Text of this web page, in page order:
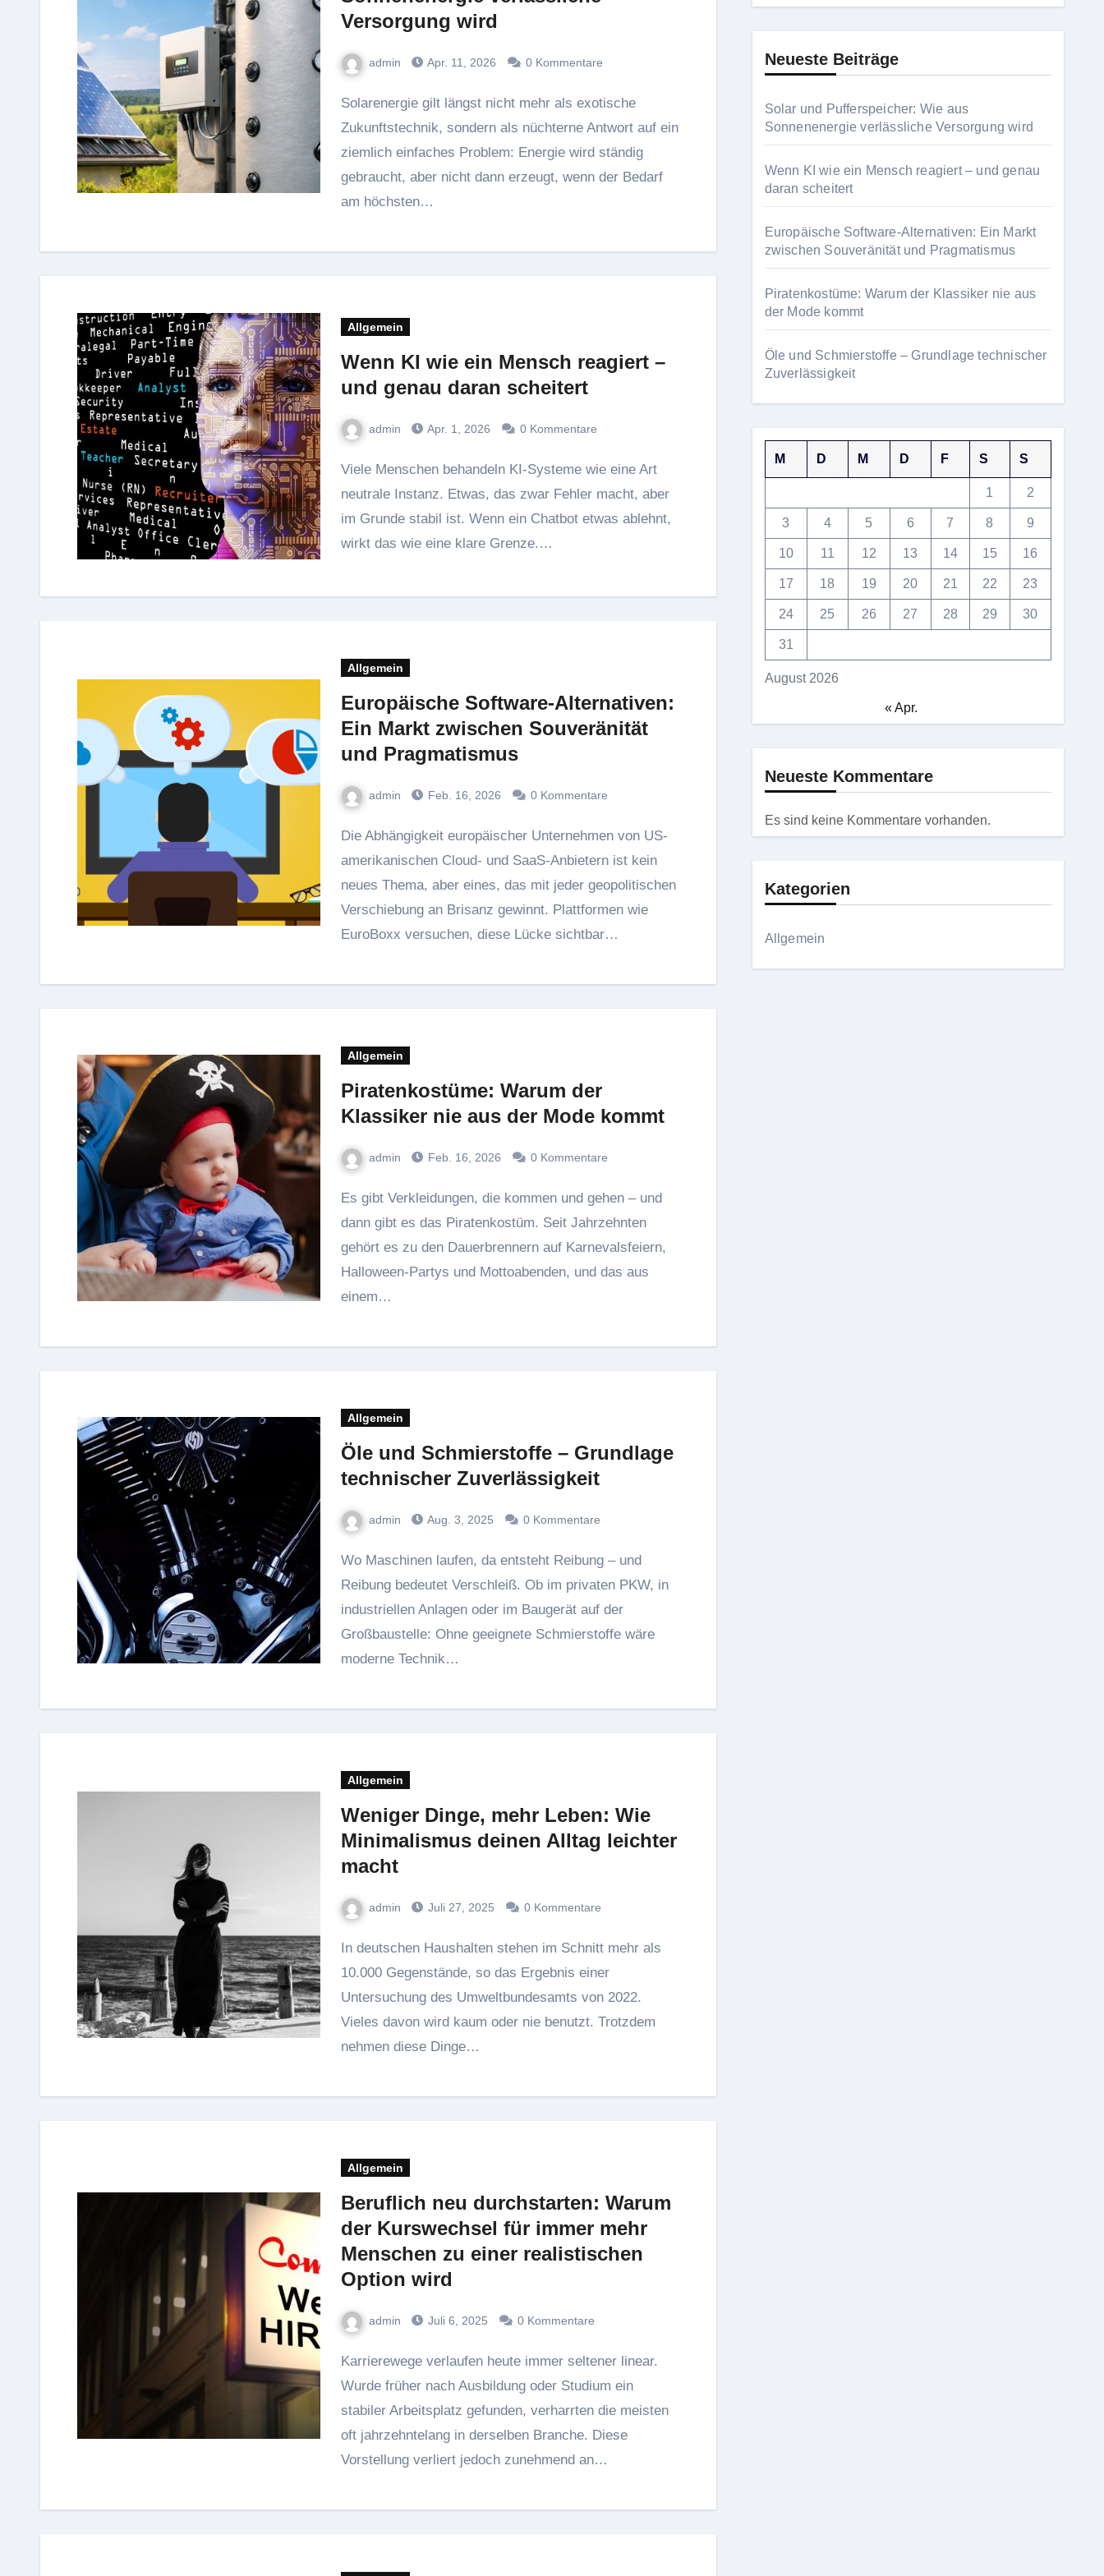
Versorgung wird
admin Apr. 11, 2026 0 Kommentare
Solarenergie gilt längst nicht mehr als exotische
Zukunftstechnik, sondern als nüchterne Antwort auf ein
ziemlich einfaches Problem: Energie wird ständig
gebraucht, aber nicht dann erzeugt, wenn der Bedarf
am höchsten…
Allgemein
Wenn KI wie ein Mensch reagiert –
und genau daran scheitert
admin Apr. 1, 2026 0 Kommentare
Viele Menschen behandeln KI-Systeme wie eine Art
neutrale Instanz. Etwas, das zwar Fehler macht, aber
im Grunde stabil ist. Wenn ein Chatbot etwas ablehnt,
wirkt das wie eine klare Grenze.…
Allgemein
Europäische Software-Alternativen:
Ein Markt zwischen Souveränität
und Pragmatismus
admin Feb. 16, 2026 0 Kommentare
Die Abhängigkeit europäischer Unternehmen von US-
amerikanischen Cloud- und SaaS-Anbietern ist kein
neues Thema, aber eines, das mit jeder geopolitischen
Verschiebung an Brisanz gewinnt. Plattformen wie
EuroBoxx versuchen, diese Lücke sichtbar…
Allgemein
Piratenkostüme: Warum der
Klassiker nie aus der Mode kommt
admin Feb. 16, 2026 0 Kommentare
Es gibt Verkleidungen, die kommen und gehen – und
dann gibt es das Piratenkostüm. Seit Jahrzehnten
gehört es zu den Dauerbrennern auf Karnevalsfeiern,
Halloween-Partys und Mottoabenden, und das aus
einem…
Allgemein
Öle und Schmierstoffe – Grundlage
technischer Zuverlässigkeit
admin Aug. 3, 2025 0 Kommentare
Wo Maschinen laufen, da entsteht Reibung – und
Reibung bedeutet Verschleiß. Ob im privaten PKW, in
industriellen Anlagen oder im Baugerät auf der
Großbaustelle: Ohne geeignete Schmierstoffe wäre
moderne Technik…
Allgemein
Weniger Dinge, mehr Leben: Wie
Minimalismus deinen Alltag leichter
macht
admin Juli 27, 2025 0 Kommentare
In deutschen Haushalten stehen im Schnitt mehr als
10.000 Gegenstände, so das Ergebnis einer
Untersuchung des Umweltbundesamts von 2022.
Vieles davon wird kaum oder nie benutzt. Trotzdem
nehmen diese Dinge…
Allgemein
Beruflich neu durchstarten: Warum
der Kurswechsel für immer mehr
Menschen zu einer realistischen
Option wird
admin Juli 6, 2025 0 Kommentare
Karrierewege verlaufen heute immer seltener linear.
Wurde früher nach Ausbildung oder Studium ein
stabiler Arbeitsplatz gefunden, verharrten die meisten
oft jahrzehntelang in derselben Branche. Diese
Vorstellung verliert jedoch zunehmend an…
Neueste Beiträge
Solar und Pufferspeicher: Wie aus
Sonnenenergie verlässliche Versorgung wird
Wenn KI wie ein Mensch reagiert – und genau
daran scheitert
Europäische Software-Alternativen: Ein Markt
zwischen Souveränität und Pragmatismus
Piratenkostüme: Warum der Klassiker nie aus
der Mode kommt
Öle und Schmierstoffe – Grundlage technischer
Zuverlässigkeit
August 2026
M D M D F S S
1 2
3 4 5 6 7 8 9
10 11 12 13 14 15 16
17 18 19 20 21 22 23
24 25 26 27 28 29 30
31
« Apr.
Neueste Kommentare
Es sind keine Kommentare vorhanden.
Kategorien
Allgemein